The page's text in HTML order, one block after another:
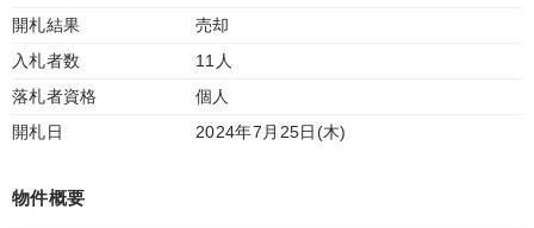
開札結果
売却
入札者数
11人
落札者資格
個人
開札日
2024年7月25日(木)
物件概要